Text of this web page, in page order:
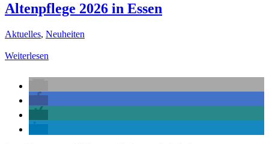
Altenpflege 2026 in Essen
Aktuelles, Neuheiten
Weiterlesen